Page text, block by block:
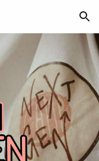
Skip to navigation